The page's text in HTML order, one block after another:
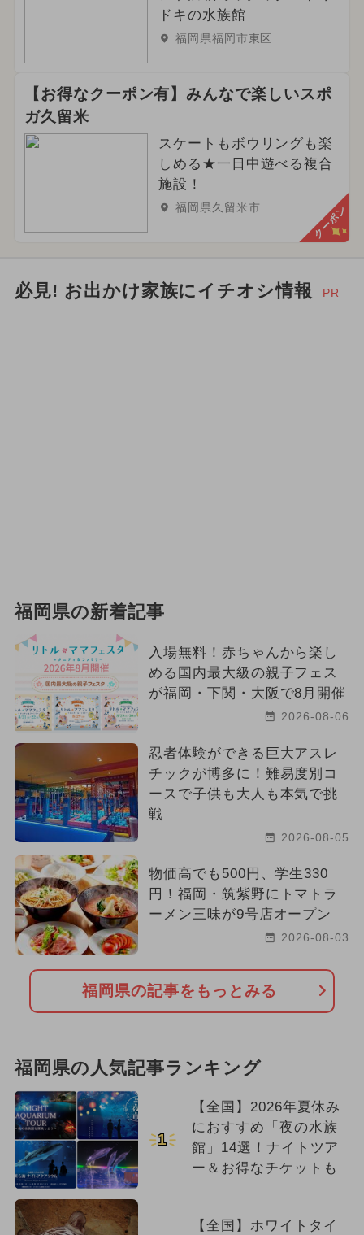
2024年1月のイベント グルメフェス
2026年9月のイベント
ドキの水族館
福岡県福岡市東区
【お得なクーポン有】みんなで楽しいスポ
ガ久留米
スケートもボウリングも楽
しめる★一日中遊べる複合
施設！
福岡県久留米市 クーポン
必見! お出かけ家族にイチオシ情報 PR
福岡県の新着記事
入場無料！赤ちゃんから楽し
める国内最大級の親子フェス
が福岡・下関・大阪で8月開催
2026-08-06
忍者体験ができる巨大アスレ
チックが博多に！難易度別コ
ースで子供も大人も本気で挑
戦
2026-08-05
物価高でも500円、学生330
円！福岡・筑紫野にトマトラ
ーメン三味が9号店オープン
2026-08-03
福岡県の記事をもっとみる
福岡県の人気記事ランキング
1
【全国】2026年夏休み
におすすめ「夜の水族
館」14選！ナイトツア
ー＆お得なチケットも
【全国】ホワイトタイ